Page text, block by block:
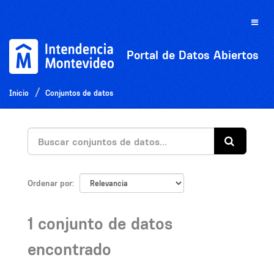
Toggle
Portal de Datos Abiertos
Inicio Conjuntos de datos
Ordenar por
1 conjunto de datos
encontrado